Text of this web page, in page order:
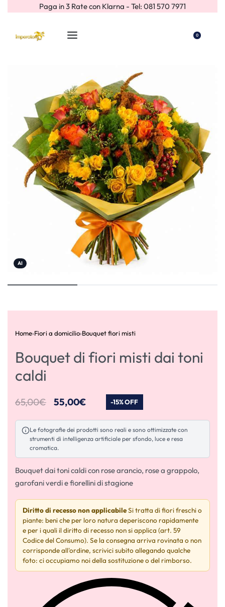
Paga in 3 Rate con Klarna - Tel: 081 570 7971
0
AI
Home›Fiori a domicilio›Bouquet fiori misti
Bouquet di fiori misti dai toni
caldi
65,00€ 55,00€ -15% OFF
Le fotografie dei prodotti sono reali e sono ottimizzate con
strumenti di intelligenza artificiale per sfondo, luce e resa
cromatica.
Bouquet dai toni caldi con rose arancio, rose a grappolo,
garofani verdi e fiorellini di stagione
Diritto di recesso non applicabileSi tratta di fiori freschi o
piante: beni che per loro natura deperiscono rapidamente
e per i quali il diritto di recesso non si applica (art. 59
Codice del Consumo). Se la consegna arriva rovinata o non
corrisponde all'ordine, scrivici subito allegando qualche
foto: ci occupiamo noi della sostituzione o del rimborso.